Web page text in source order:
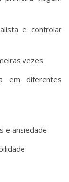
e controlar
vezes
em diferentes
e ansiedade